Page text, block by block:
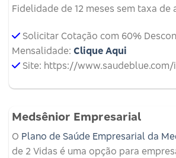
Fidelidade de 12 meses sem taxa de
Solicitar Cotação com 60%
Mensalidade: Clique Aqui
Site: https://
Medsênior Empresarial
O Plano de Saúde Empresarial da
de 2 Vidas é uma opção para